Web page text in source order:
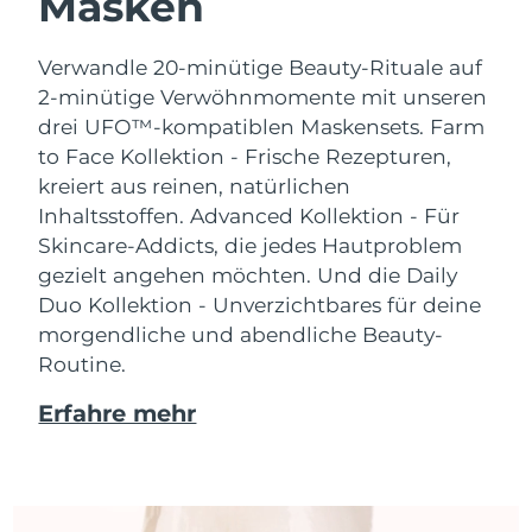
Verwandle 20-minütige Beauty-Rituale auf
2-minütige Verwöhnmomente mit unseren
drei UFO™-kompatiblen Maskensets. Farm
to Face Kollektion - Frische Rezepturen,
kreiert aus reinen, natürlichen
Inhaltsstoffen. Advanced Kollektion - Für
Skincare-Addicts, die jedes Hautproblem
gezielt angehen möchten. Und die Daily
Duo Kollektion - Unverzichtbares für deine
morgendliche und abendliche Beauty-
Routine.
Erfahre mehr